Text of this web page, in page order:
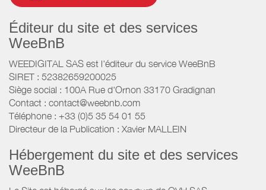
Éditeur du site et des services
WeeBnB
WEEDIGITAL SAS est l'éditeur du service WeeBnB
SIRET : 52382659200025
Siège social : 100A Rue d'Ornon 33170 Gradignan
Contact : contact@weebnb.com
Téléphone : +33 (0)5 35 54 01 55
Directeur de la Publication : Xavier MALLEIN
Hébergement du site et des services
WeeBnB